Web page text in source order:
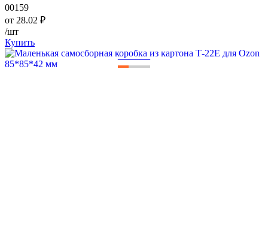
00159
от 28.02 ₽
/шт
Купить
———